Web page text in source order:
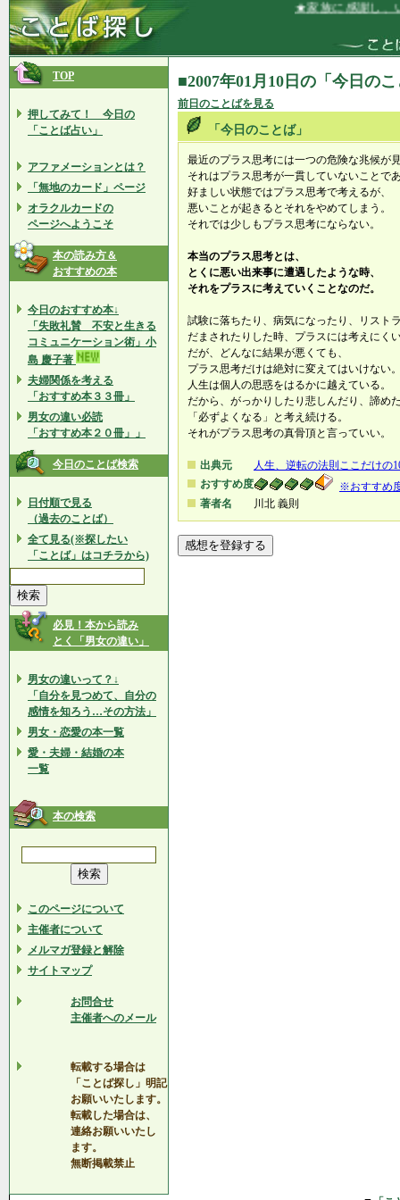
★家族に感謝し、い
TOP
押してみて！ 今日の
「ことば占い」
アファメーションとは？
「無地のカード」ページ
オラクルカードの
ページへようこそ
本の読み方＆
おすすめの本
今日のおすすめ本↓
「失敗礼賛 不安と生きる
コミュニケーション術」小
島 慶子著
夫婦関係を考える
「おすすめ本３３冊」
男女の違い必読
「おすすめ本２０冊」」
今日のことば検索
日付順で見る
（過去のことば）
全て見る(※探したい
「ことば」はコチラから)
必見！本から読み
とく「男女の違い」
男女の違いって？↓
「自分を見つめて、自分の
感情を知ろう…その方法」
男女・恋愛の本一覧
愛・夫婦・結婚の本
一覧
本の検索
このページについて
主催者について
メルマガ登録と解除
サイトマップ
お問合せ
主催者へのメール
転載する場合は
「ことば探し」明記
お願いいたします。
転載した場合は、
連絡お願いいたし
ます。
無断掲載禁止
■2007年01月10日の「今日の
前日のことばを見る
「今日のことば」
最近のプラス思考には一つの危険な兆候が
それはプラス思考が一貫していないことで
好ましい状態ではプラス思考で考えるが、
悪いことが起きるとそれをやめてしまう。
それでは少しもプラス思考にならない。
本当のプラス思考とは、
とくに悪い出来事に遭遇したような時、
それをプラスに考えていくことなのだ。
試験に落ちたり、病気になったり、リスト
だまされたりした時、プラスには考えにく
だが、どんなに結果が悪くても、
プラス思考だけは絶対に変えてはいけない
人生は個人の思惑をはるかに越えている。
だから、がっかりしたり悲しんだり、諦め
「必ずよくなる」と考え続ける。
それがプラス思考の真骨頂と言っていい。
出典元
人生、逆転の法則ここだけの
おすすめ度
※おすすめ
著者名
川北 義則